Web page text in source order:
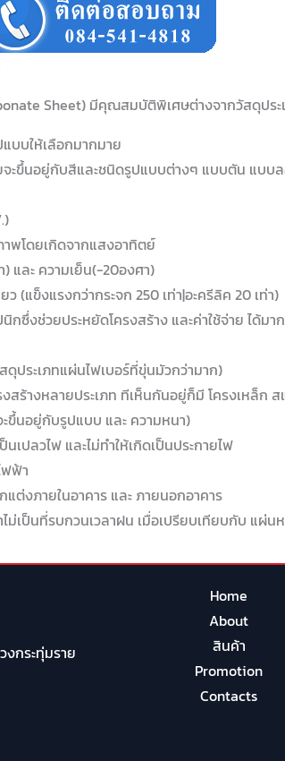
Sheet) มีคุณสมบัติพิเศษต่างจากวัสดุปร
บบให้เลือกมากมาย
จะขึ้นอยู่กับสีและชนิดรูปแบบต่างๆ แบบตัน แบบ
พโดยเกิดจากแสงอาทิตย์
และ ความเย็น(-20องศา)
(แข็งแรงกว่ากระจก 250 เท่า|อะครีลิค 20 เท่า)
ซึ่งช่วยประหยัดโครงสร้าง และค่าใช้จ่าย ได้มา
ดุประเภทแผ่นไฟเบอร์ที่ขุ่นมัวกว่ามาก)
สร้างหลายประเภท ทีเห็นกันอยู่ก็มี โครงเหล็ก
ขึ้นอยู่กับรูปแบบ และ ความหนา)
ปลวไฟ และไม่ทำให้เกิดเป็นประกายไฟ
ฟฟ้า
ต่งภายในอาคาร และ ภายนอกอาคาร
ม่เป็นที่รบกวนเวลาฝน เมื่อเปรียบเทียบกับ แผ่น
กระทุ่มราย
Home
About
สินค้า
Promotion
Contacts